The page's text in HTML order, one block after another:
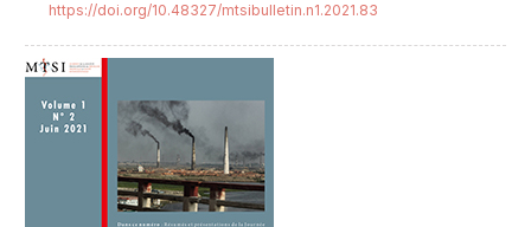
https://doi.org/10.48327/mtsibulletin.n1.2021.83